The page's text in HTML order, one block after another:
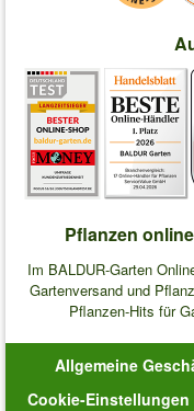
Pflanzen
Im BALDUR-Garten
Gartenversand und
Pflanzen-Hits für
Allgemeine
Cookie-Einstellungen